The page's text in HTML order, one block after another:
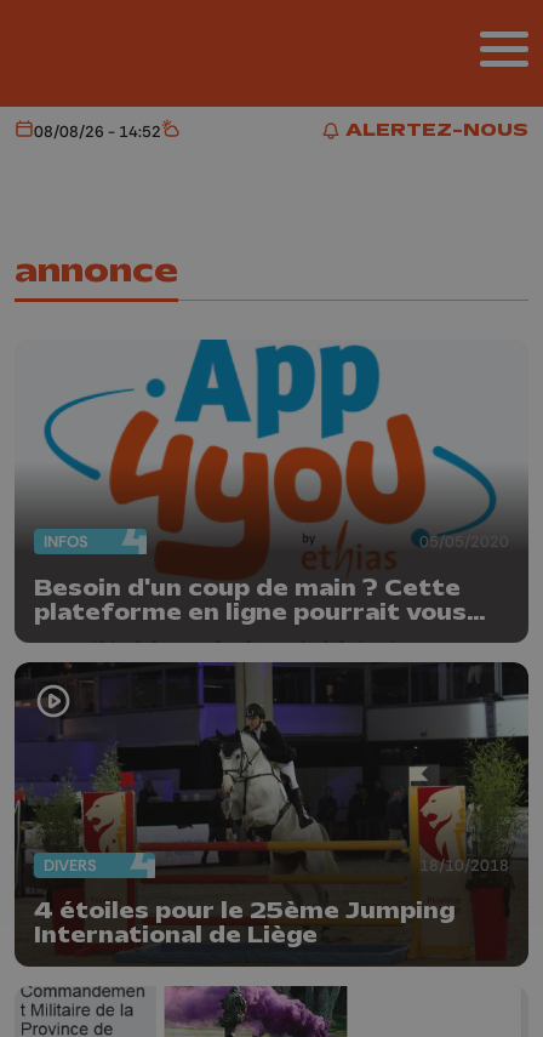
ALERTEZ-NOUS
ALERTEZ-NOUS
Aujourd'hui
08/08/26 - 14:52 Météo
annonce
INFOS 05/05/2020
Besoin d'un coup de main ? Cette
plateforme en ligne pourrait vous
aider.
DIVERS 18/10/2018
4 étoiles pour le 25ème Jumping
International de Liège